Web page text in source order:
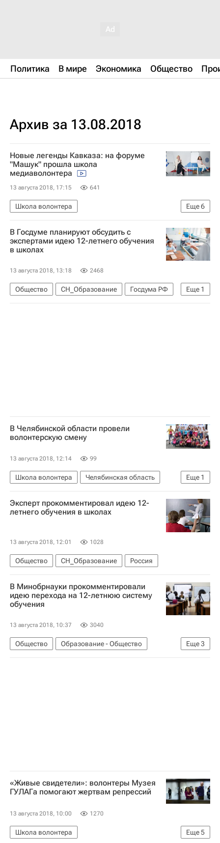
Политика В мире Экономика Общество
Архив за 13.08.2018
Новые легенды Кавказа: на форуме
"Машук" прошла школа
медиаволонтера
13 августа 2018, 17:15 641
Еще6
Школа волонтера
Школа медиаволонтера - Школа волонтера
Пятигорск
Елена Тополева-Солдунова
Агентство социальной информации
Машук (форум)
Волонтерство в России
В Госдуме планируют обсудить с
экспертами идею 12-летнего обучения
в школах
13 августа 2018, 13:18 2468
Еще 1
Общество СН_Образование
Госдума РФ
Россия
В Челябинской области провели
волонтерскую смену
13 августа 2018, 12:14 99
Еще 1
Школа волонтера
Челябинская область
Волонтерство в России
Эксперт прокомментировал идею 12-
летнего обучения в школах
13 августа 2018, 12:01 1028
Общество СН_Образование Россия
В Минобрнауки прокомментировали
идею перехода на 12-летнюю систему
обучения
13 августа 2018, 10:37 3040
Еще3
Общество
Образование - Общество
СН_Образование
«Живые свидетели»: волонтеры Музея
ГУЛАГа помогают жертвам репрессий
13 августа 2018, 10:00 1270
Еще5
Школа волонтера